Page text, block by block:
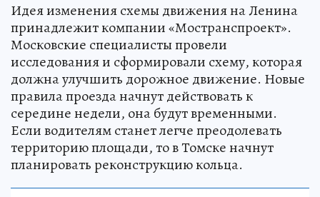
Идея изменения схемы движения на Ленина
принадлежит компании «Мостранспроект».
Московские специалисты провели
исследования и сформировали схему, которая
должна улучшить дорожное движение. Новые
правила проезда начнут действовать к
середине недели, она будут временными.
Если водителям станет легче преодолевать
территорию площади, то в Томске начнут
планировать реконструкцию кольца.